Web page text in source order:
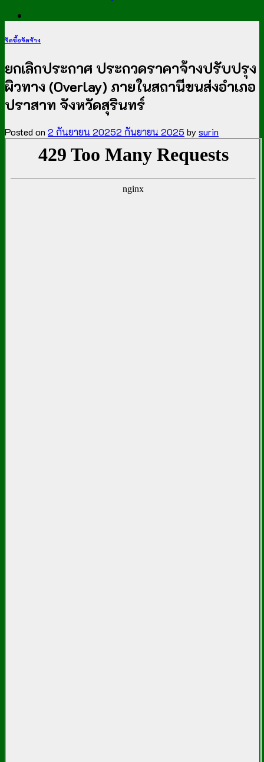
จัดซื้อจัดจ้าง
ยกเลิกประกาศ ประกวดราคาจ้างปรับปรุง
ผิวทาง (Overlay) ภายในสถานีขนส่งอำเภอ
ปราสาท จังหวัดสุรินทร์
Posted on 2 กันยายน 20252 กันยายน 2025 bysurin